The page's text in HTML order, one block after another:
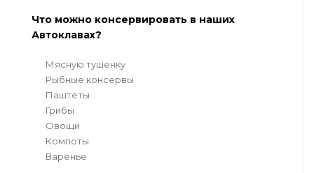
Что можно консервировать в наших
Автоклавах?
Мясную тушенку
Рыбные консервы
Паштеты
Грибы
Овощи
Компоты
Варенье